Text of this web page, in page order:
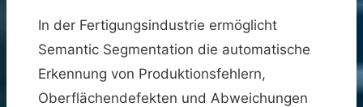
In der Fertigungsindustrie ermöglicht
Semantic Segmentation die automatische
Erkennung von Produktionsfehlern,
Oberflächendefekten und Abweichungen